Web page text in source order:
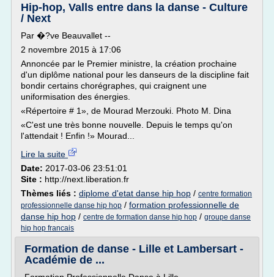
Hip-hop, Valls entre dans la danse - Culture
/ Next
Par �?ve Beauvallet --
2 novembre 2015 à 17:06
Annoncée par le Premier ministre, la création prochaine
d'un diplôme national pour les danseurs de la discipline fait
bondir certains chorégraphes, qui craignent une
uniformisation des énergies.
«Répertoire # 1», de Mourad Merzouki. Photo M. Dina
«C'est une très bonne nouvelle. Depuis le temps qu'on
l'attendait ! Enfin !» Mourad...
Lire la suite
Date: 2017-03-06 23:51:01
Site : http://next.liberation.fr
Thèmes liés : diplome d'etat danse hip hop / centre formation
professionnelle danse hip hop / formation professionnelle de
danse hip hop / centre de formation danse hip hop / groupe danse
hip hop francais
Formation de danse - Lille et Lambersart -
Académie de ...